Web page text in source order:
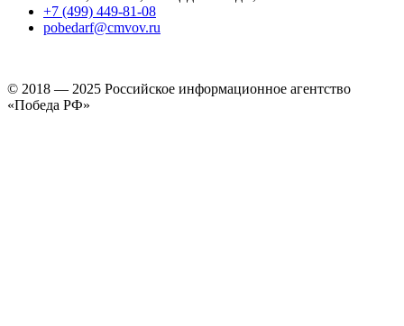
+7 (499) 449-81-08
pobedarf@cmvov.ru
© 2018 — 2025 Российское информационное агентство
«Победа РФ»